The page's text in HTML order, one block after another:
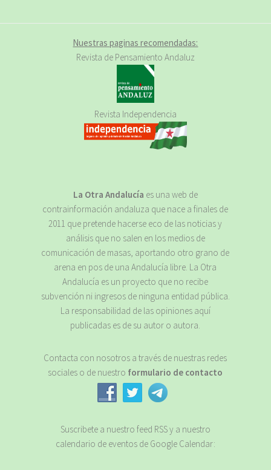
Nuestras paginas recomendadas:
Revista de Pensamiento Andaluz
Revista Independencia
La Otra Andalucía es una web de
contrainformación andaluza que nace a finales de
2011 que pretende hacerse eco de las noticias y
análisis que no salen en los medios de
comunicación de masas, aportando otro grano de
arena en pos de una Andalucía libre. La Otra
Andalucía es un proyecto que no recibe
subvención ni ingresos de ninguna entidad pública.
La responsabilidad de las opiniones aquí
publicadas es de su autor o autora.
Contacta con nosotros a través de nuestras redes
sociales o de nuestro formulario de contacto
Suscribete a nuestro feed RSS y a nuestro
calendario de eventos de Google Calendar: